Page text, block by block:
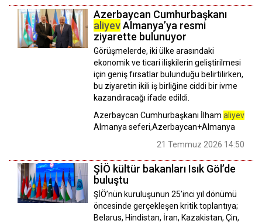
Azerbaycan Cumhurbaşkanı
aliyevAlmanya’ya resmi
ziyarette bulunuyor
Görüşmelerde, iki ülke arasındaki
ekonomik ve ticari ilişkilerin geliştirilmesi
için geniş fırsatlar bulunduğu belirtilirken,
bu ziyaretin ikili iş birliğine ciddi bir ivme
kazandıracağı ifade edildi.
Azerbaycan Cumhurbaşkanı İlham aliyev
Almanya seferi,Azerbaycan+Almanya
21 Temmuz 2026 14:50
ŞİÖ kültür bakanları Isık Göl’de
buluştu
ŞİÖ’nün kuruluşunun 25’inci yıl dönümü
öncesinde gerçekleşen kritik toplantıya;
Belarus, Hindistan, İran, Kazakistan, Çin,